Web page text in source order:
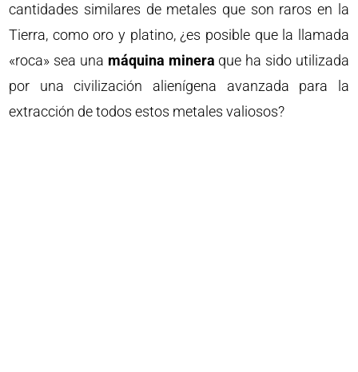
cantidades similares de metales que son raros en la
Tierra, como oro y platino, ¿es posible que la llamada
«roca» sea una máquina minera que ha sido utilizada
por una civilización alienígena avanzada para la
extracción de todos estos metales valiosos?